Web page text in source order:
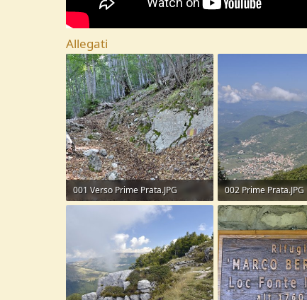
Allegati
001 Verso Prime Prata.JPG
472,4 KB · Visite: 113
002 Prime Prata.JPG
249,3 KB · Visite: 103